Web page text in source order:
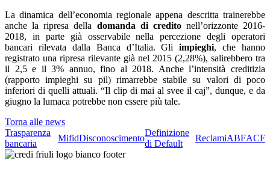
La dinamica dell’economia regionale appena descritta trainerebbe
anche la ripresa della domanda di creditonell’orizzonte 2016-
2018, in parte già osservabile nella percezione degli operatori
bancari rilevata dalla Banca d’Italia. Gliimpieghi, che hanno
registrato una ripresa rilevante già nel 2015 (2,28%), salirebbero tra
il 2,5 e il 3% annuo, fino al 2018. Anche l’intensità creditizia
(rapporto impieghi su pil) rimarrebbe stabile su valori di poco
inferiori di quelli attuali. “Il clip di mai al svee il caj”, dunque, e da
giugno la lumaca potrebbe non essere più tale.
Torna alle news
Trasparenza
bancaria
MifidDisconoscimento
Definizione
di Default
ReclamiABFACF